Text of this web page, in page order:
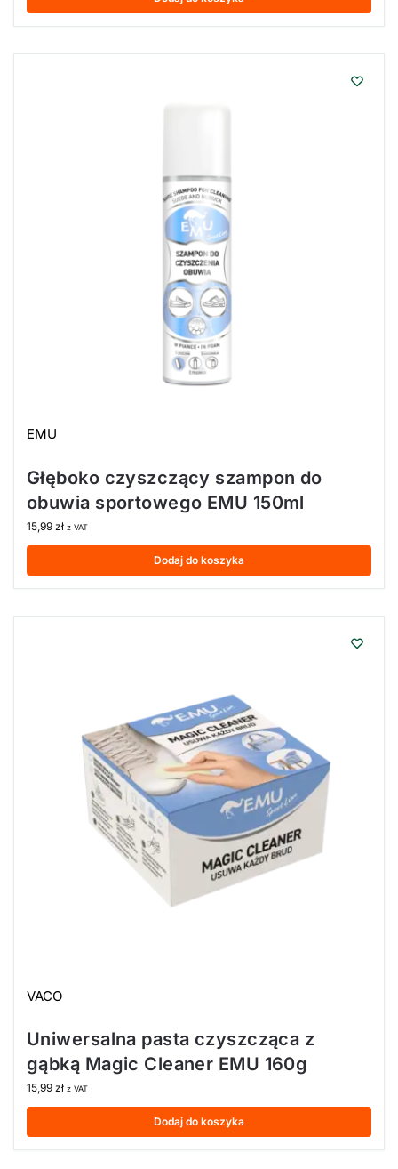
EMU
Głęboko czyszczący szampon do
obuwia sportowego EMU 150ml
15,99 zł z VAT
Dodaj do koszyka
VACO
Uniwersalna pasta czyszcząca z
gąbką Magic Cleaner EMU 160g
15,99 zł z VAT
Dodaj do koszyka